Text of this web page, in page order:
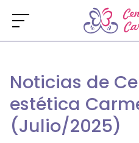
Noticias de
estética
(Julio/2025)